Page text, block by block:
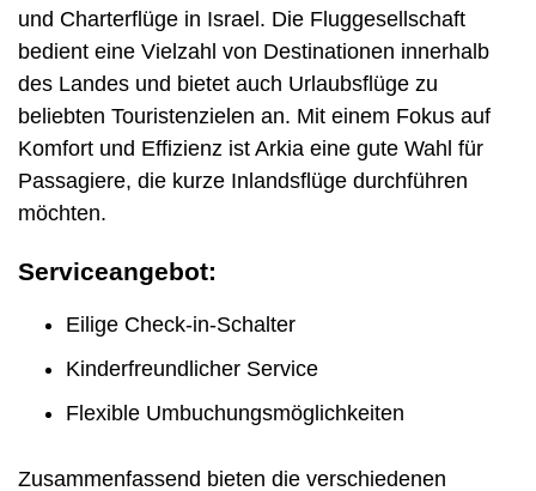
und Charterflüge in Israel. Die Fluggesellschaft
bedient eine Vielzahl von Destinationen innerhalb
des Landes und bietet auch Urlaubsflüge zu
beliebten Touristenzielen an. Mit einem Fokus auf
Komfort und Effizienz ist Arkia eine gute Wahl für
Passagiere, die kurze Inlandsflüge durchführen
möchten.
Serviceangebot:
Eilige Check-in-Schalter
Kinderfreundlicher Service
Flexible Umbuchungsmöglichkeiten
Zusammenfassend bieten die verschiedenen